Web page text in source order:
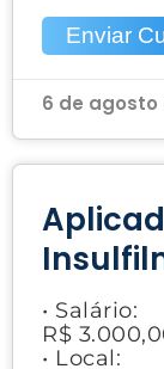
Enviar
6 de agosto
• Salário:
R$
• Local: